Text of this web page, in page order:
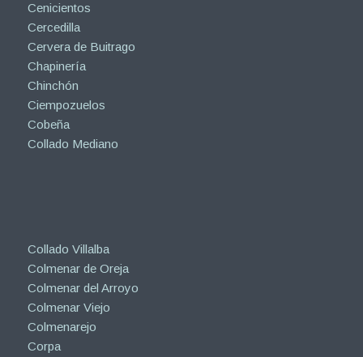
Cenicientos
Cercedilla
Cervera de Buitrago
Chapinería
Chinchón
Ciempozuelos
Cobeña
Collado Mediano
Collado Villalba
Colmenar de Oreja
Colmenar del Arroyo
Colmenar Viejo
Colmenarejo
Corpa